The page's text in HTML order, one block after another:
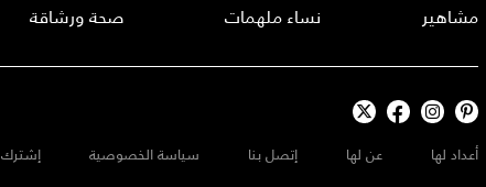
مشاهير
نساء ملهمات
صحة ورشاقة
أعداد لها عن لها إتصل بنا سياسة الخصوصية إشترك